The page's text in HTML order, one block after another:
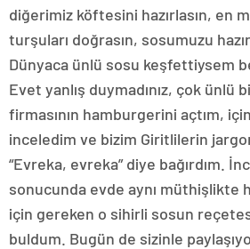
diğerimiz köftesini hazırlasın, en
turşuları doğrasın, sosumuzu
Dünyaca ünlü sosu keşfettiysem
Evet yanlış duymadınız, çok ünlü
firmasının hamburgerini açtım,
inceledim ve bizim Giritlilerin
“Evreka, evreka” diye bağırdım.
sonucunda evde aynı müthişlikte
için gereken o sihirli sosun
buldum. Bugün de sizinle